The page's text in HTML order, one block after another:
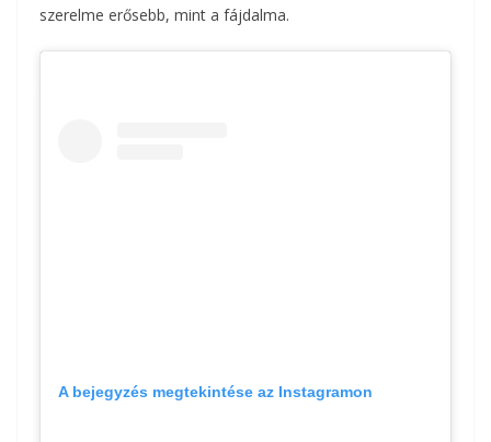
szerelme erősebb, mint a fájdalma.
A bejegyzés megtekintése az Instagramon